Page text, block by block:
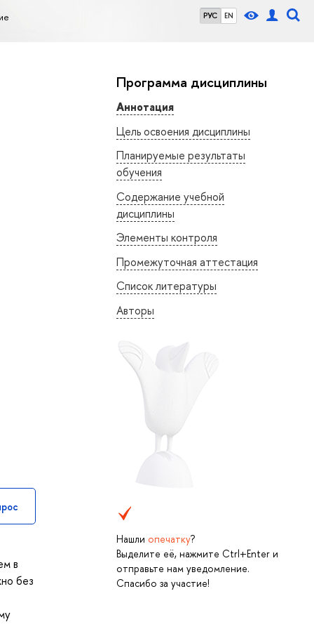
РУС EN
Программа дисциплины
Аннотация
Цель освоения дисциплины
Планируемые результаты
обучения
Содержание учебной
дисциплины
Элементы контроля
Промежуточная аттестация
Список литературы
Авторы
Нашли опечатку?
Выделите её, нажмите Ctrl+Enter и
отправьте нам уведомление.
Спасибо за участие!
в
без